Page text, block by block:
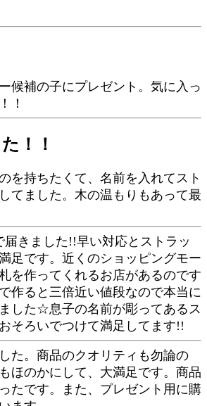
候補の子にプレゼント。気に入っ
！
！！
を持ちたくて、名前を入れてスト
てました。木の温もりもあって最
届きました!!早い対応とストラッ
足です。近くのショッピングモー
を作ってくれるお店があるのです
作ると三倍近い値段なので本当に
した☆息子の名前が彫ってあるス
そろいでつけて満足してます!!
た。商品のクオリティも勿論の
ほのかにして、大満足です。商品
たです。また、プレゼント用に購